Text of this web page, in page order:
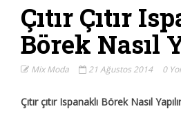
Çıtır Çıtır
Börek Nasıl
Mix Moda 21 Ağustos 2014 0
Çıtır çıtır Ispanaklı Börek Nasıl